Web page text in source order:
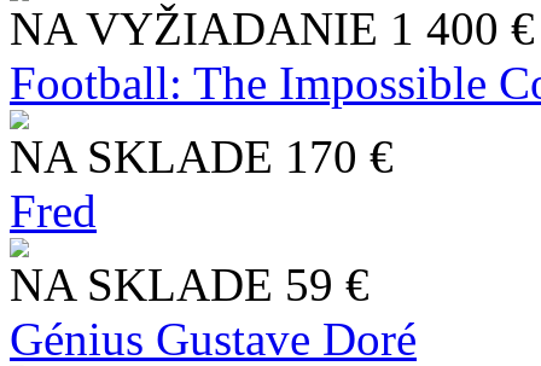
NA VYŽIADANIE 1 400 €
Football: The Impossible
NA SKLADE 170 €
Fred
NA SKLADE 59 €
Génius Gustave Doré